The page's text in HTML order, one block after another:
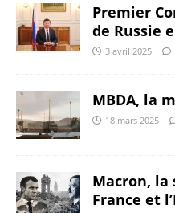
Premier
de Russie
3 avril 2025
MBDA, la
18 mars 2025
Macron, la
France et